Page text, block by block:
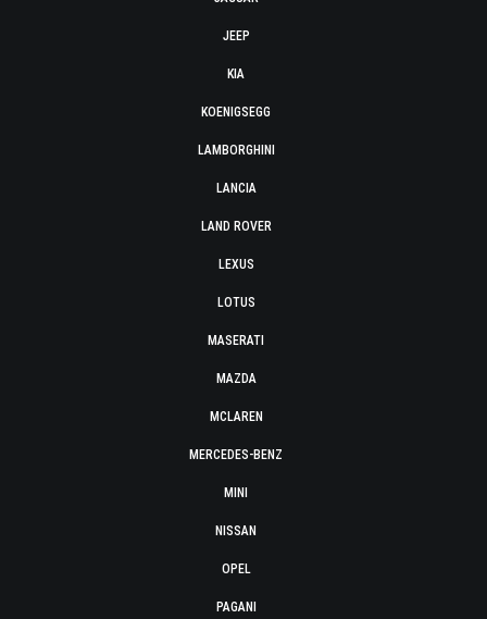
JEEP
KIA
KOENIGSEGG
LAMBORGHINI
LANCIA
LAND ROVER
LEXUS
LOTUS
MASERATI
MAZDA
MCLAREN
MERCEDES-BENZ
MINI
NISSAN
OPEL
PAGANI